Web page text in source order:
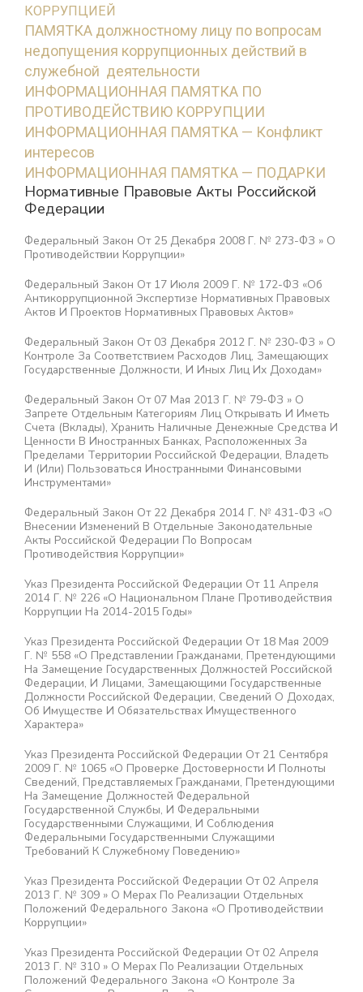
КОРРУПЦИЕЙ
ПАМЯТКА должностному лицу по вопросам
недопущения коррупционных действий в
служебной деятельности
ИНФОРМАЦИОННАЯ ПАМЯТКА ПО
ПРОТИВОДЕЙСТВИЮ КОРРУПЦИИ
ИНФОРМАЦИОННАЯ ПАМЯТКА — Конфликт
интересов
ИНФОРМАЦИОННАЯ ПАМЯТКА — ПОДАРКИ
Нормативные Правовые Акты Российской
Федерации
Федеральный Закон От 25 Декабря 2008 Г. № 273-ФЗ » О
Противодействии Коррупции»
Федеральный Закон От 17 Июля 2009 Г. № 172-ФЗ «Об
Антикоррупционной Экспертизе Нормативных Правовых
Актов И Проектов Нормативных Правовых Актов»
Федеральный Закон От 03 Декабря 2012 Г. № 230-ФЗ » О
Контроле За Соответствием Расходов Лиц, Замещающих
Государственные Должности, И Иных Лиц Их Доходам»
Федеральный Закон От 07 Мая 2013 Г. № 79-ФЗ » О
Запрете Отдельным Категориям Лиц Открывать И Иметь
Счета (вклады), Хранить Наличные Денежные Средства И
Ценности В Иностранных Банках, Расположенных За
Пределами Территории Российской Федерации, Владеть
И (или) Пользоваться Иностранными Финансовыми
Инструментами»
Федеральный Закон От 22 Декабря 2014 Г. № 431-ФЗ «О
Внесении Изменений В Отдельные Законодательные
Акты Российской Федерации По Вопросам
Противодействия Коррупции»
Указ Президента Российской Федерации От 11 Апреля
2014 Г. № 226 «О Национальном Плане Противодействия
Коррупции На 2014-2015 Годы»
Указ Президента Российской Федерации От 18 Мая 2009
Г. № 558 «О Представлении Гражданами, Претендующими
На Замещение Государственных Должностей Российской
Федерации, И Лицами, Замещающими Государственные
Должности Российской Федерации, Сведений О Доходах,
Об Имуществе И Обязательствах Имущественного
Характера»
Указ Президента Российской Федерации От 21 Сентября
2009 Г. № 1065 «О Проверке Достоверности И Полноты
Сведений, Представляемых Гражданами, Претендующими
На Замещение Должностей Федеральной
Государственной Службы, И Федеральными
Государственными Служащими, И Соблюдения
Федеральными Государственными Служащими
Требований К Служебному Поведению»
Указ Президента Российской Федерации От 02 Апреля
2013 Г. № 309 » О Мерах По Реализации Отдельных
Положений Федерального Закона «О Противодействии
Коррупции»
Указ Президента Российской Федерации От 02 Апреля
2013 Г. № 310 » О Мерах По Реализации Отдельных
Положений Федерального Закона «О Контроле За